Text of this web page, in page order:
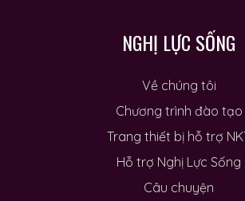
NGHỊ LỰC SỐNG
Về chúng tôi
Chương trình đào tạo
Trang thiết bị hỗ trợ
Hỗ trợ Nghị Lực Sống
Câu chuyện